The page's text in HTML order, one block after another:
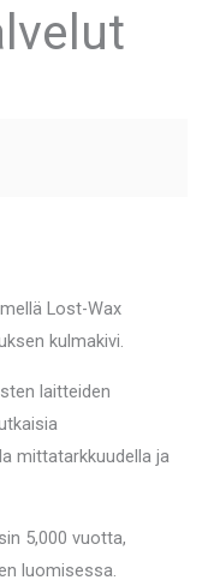
Lost-Wax
kulmakivi.
laitteiden
mittatarkkuudella ja
5,000 vuotta,
luomisessa.